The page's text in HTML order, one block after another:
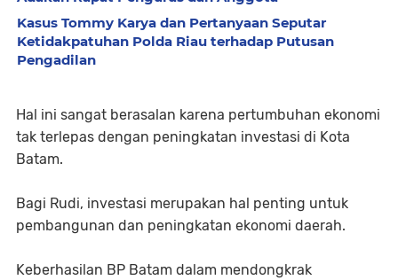
Kasus Tommy Karya dan Pertanyaan Seputar
Ketidakpatuhan Polda Riau terhadap Putusan
Pengadilan
Hal ini sangat berasalan karena pertumbuhan ekonomi
tak terlepas dengan peningkatan investasi di Kota
Batam.
Bagi Rudi, investasi merupakan hal penting untuk
pembangunan dan peningkatan ekonomi daerah.
Keberhasilan BP Batam dalam mendongkrak